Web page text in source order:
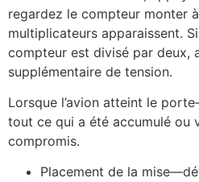
regardez le compteur monter
multiplicateurs apparaissent.
compteur est divisé par deux,
supplémentaire de tension.
Lorsque l’avion atteint le
tout ce qui a été accumulé
compromis.
Placement de la